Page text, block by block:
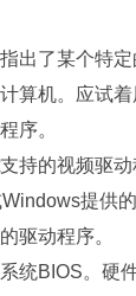
出了某个特
算机。应试
序。
持的视频驱
提供
驱动程序。
统BIOS。硬